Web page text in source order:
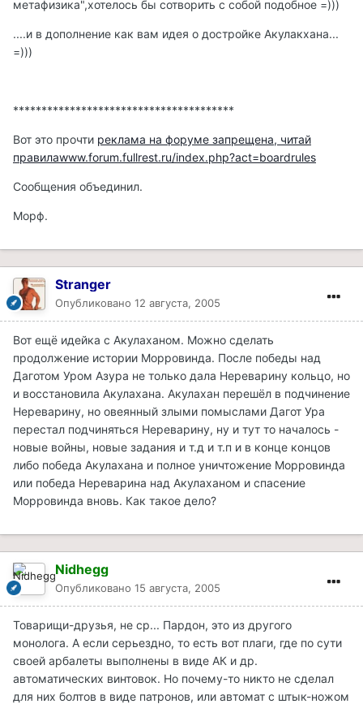
метафизика",хотелось бы сотворить с собой подобное =)))
....и в дополнение как вам идея о достройке Акулакхана...
=)))
***************************************
Вот это прочти реклама на форуме запрещена, читай
правилаwww.forum.fullrest.ru/index.php?act=boardrules
Сообщения объединил.
Морф.
Stranger
Опубликовано 12 августа, 2005
Вот ещё идейка с Акулаханом. Можно сделать
продолжение истории Морровинда. После победы над
Даготом Уром Азура не только дала Нереварину кольцо, но
и восстановила Акулахана. Акулахан перешёл в подчинение
Нереварину, но овеянный злыми помыслами Дагот Ура
перестал подчиняться Нереварину, ну и тут то началось -
новые войны, новые задания и т.д и т.п и в конце концов
либо победа Акулахана и полное уничтожение Морровинда
или победа Нереварина над Акулаханом и спасение
Морровинда вновь. Как такое дело?
Nidhegg
Опубликовано 15 августа, 2005
Товарищи-друзья, не ср... Пардон, это из другого
монолога. А если серьездно, то есть вот плаги, где по сути
своей арбалеты выполнены в виде АК и др.
автоматических винтовок. Но почему-то никто не сделал
для них болтов в виде патронов, или автомат с штык-ножом